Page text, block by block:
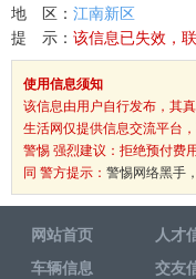
地 区： 江南新区
提 示： 该信息已失效，
使用信息须知
该信息由用户自行发布，其
生活网仅提供信息交流平台
警惕 强烈建议：拒绝预付费
同 警方提示： 警惕网络黑手
网站首页 人才
车辆信息
交友